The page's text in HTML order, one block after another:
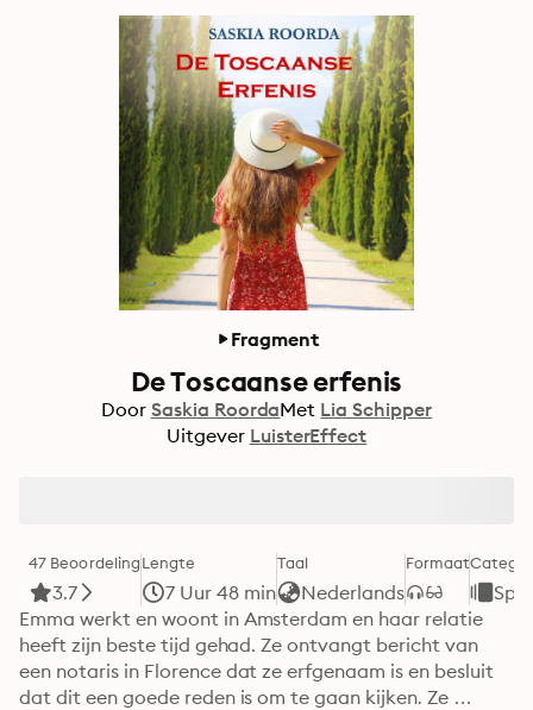
Fragment
De Toscaanse erfenis
Door Saskia RoordaMet Lia Schipper
Uitgever LuisterEffect
47 Beoordeling
3.7
Lengte
7 Uur 48 min
Taal
Nederlands
Formaat
Emma werkt en woont in Amsterdam en haar relatie
heeft zijn beste tijd gehad. Ze ontvangt bericht van
een notaris in Florence dat ze erfgenaam is en besluit
dat dit een goede reden is om te gaan kijken. Ze